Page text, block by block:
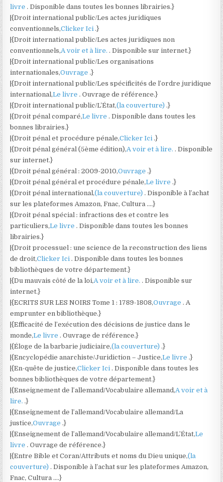
livre. Disponible dans toutes les bonnes librairies.}
|{Droit international public/Les actes juridiques
conventionnels,Clicker Ici.}
|{Droit international public/Les actes juridiques non
conventionnels,A voir et à lire.. Disponible sur internet.}
|{Droit international public/Les organisations
internationales,Ouvrage.}
|{Droit international public/Les spécificités de l’ordre juridique
international,Le livre. Ouvrage de référence.}
|{Droit international public/L’État,(la couverture).}
|{Droit pénal comparé,Le livre. Disponible dans toutes les
bonnes librairies.}
|{Droit pénal et procédure pénale,Clicker Ici.}
|{Droit pénal général (5ème édition),A voir et à lire.. Disponible
sur internet.}
|{Droit pénal général : 2009-2010,Ouvrage.}
|{Droit pénal général et procédure pénale,Le livre.}
|{Droit pénal international,(la couverture). Disponible à l’achat
sur les plateformes Amazon, Fnac, Cultura ….}
|{Droit pénal spécial : infractions des et contre les
particuliers,Le livre. Disponible dans toutes les bonnes
librairies.}
|{Droit processuel : une science de la reconstruction des liens
de droit,Clicker Ici. Disponible dans toutes les bonnes
bibliothèques de votre département.}
|{Du mauvais côté de la loi,A voir et à lire.. Disponible sur
internet.}
|{ECRITS SUR LES NOIRS Tome 1 : 1789-1808,Ouvrage. A
emprunter en bibliothèque.}
|{Efficacité de l’exécution des décisions de justice dans le
monde,Le livre. Ouvrage de référence.}
|{Éloge de la barbarie judiciaire,(la couverture).}
|{Encyclopédie anarchiste/Juridiction – Justice,Le livre.}
|{En-quête de justice,Clicker Ici. Disponible dans toutes les
bonnes bibliothèques de votre département.}
|{Enseignement de l’allemand/Vocabulaire allemand,A voir et à
lire..}
|{Enseignement de l’allemand/Vocabulaire allemand/La
justice,Ouvrage.}
|{Enseignement de l’allemand/Vocabulaire allemand/L’État,Le
livre. Ouvrage de référence.}
|{Entre Bible et Coran/Attributs et noms du Dieu unique,(la
couverture). Disponible à l’achat sur les plateformes Amazon,
Fnac, Cultura ….}